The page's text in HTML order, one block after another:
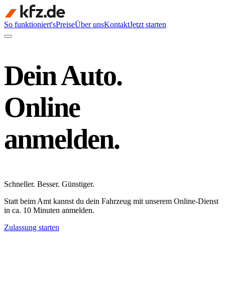
So funktioniert'sPreiseÜber unsKontaktJetzt starten
Dein Auto.
Online
anmelden.
Schneller. Besser. Günstiger.
Statt beim Amt kannst du dein Fahrzeug mit unserem Online-Dienst
in ca. 10 Minuten anmelden.
Zulassung starten